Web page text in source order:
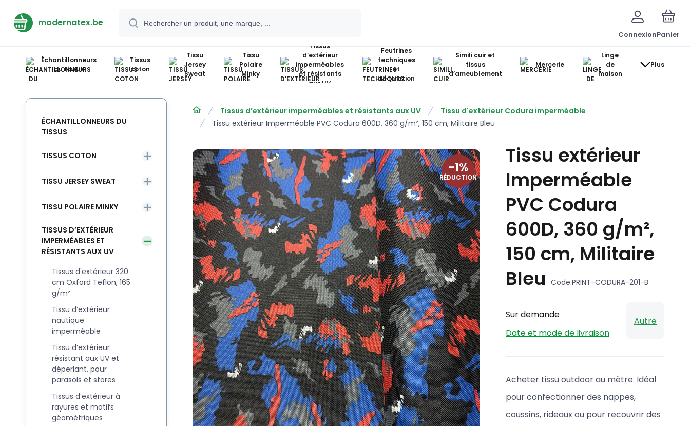
modernatex.be
ConnexionPanier
Échantillonneurs
du tissus
Tissus
coton
Tissu
Jersey
Sweat
Tissu
Polaire
Minky
Tissus
d’extérieur
imperméables
et résistants
aux UV
Feutrines
techniques
et
décoration
Simili cuir et
tissus
d’ameublement
Mercerie
Linge
de
maison
Plus
Tissus d’extérieur imperméables et résistants aux UV
Tissu d'extérieur Codura imperméable
Tissu extérieur Imperméable PVC Codura 600D, 360 g/m², 150 cm, Militaire Bleu
-1%
RÉDUCTION
Tissu extérieur
Imperméable
PVC Codura
600D, 360 g/m²,
150 cm, Militaire
Bleu Code:PRINT-CODURA-201-B
Sur demande
Date et mode de livraison
Autre
Acheter tissu outdoor au mètre. Idéal
pour confectionner des nappes,
coussins, rideaux ou pour recouvrir des
ÉCHANTILLONNEURS DU
TISSUS
TISSUS COTON
TISSU JERSEY SWEAT
TISSU POLAIRE MINKY
TISSUS D’EXTÉRIEUR
IMPERMÉABLES ET
RÉSISTANTS AUX UV
Tissus d'extérieur 320
cm Oxford Teflon, 165
g/m²
Tissu d’extérieur
nautique
imperméable
Tissu d’extérieur
résistant aux UV et
déperlant, pour
parasols et stores
Tissus d’extérieur à
rayures et motifs
géométriques